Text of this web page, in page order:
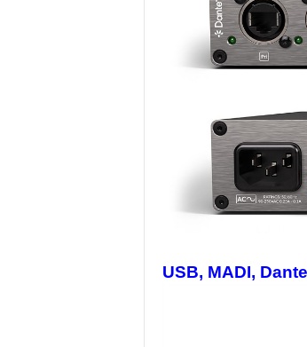
USB, MADI,